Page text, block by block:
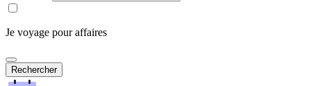
Je voyage pour affaires
Rechercher